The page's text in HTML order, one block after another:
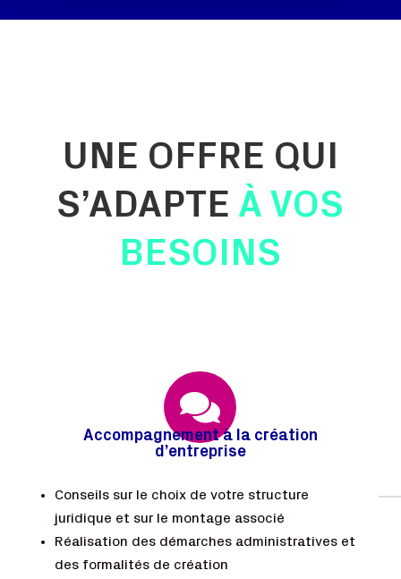
UNE OFFRE QUI
S’ADAPTE À VOS
BESOINS

Accompagnement à la création
d’entreprise
Conseils sur le choix de votre structure
juridique et sur le montage associé
Réalisation des démarches administratives et
des formalités de création